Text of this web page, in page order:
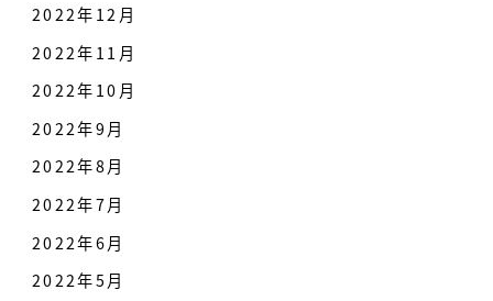
2022年12月
2022年11月
2022年10月
2022年9月
2022年8月
2022年7月
2022年6月
2022年5月